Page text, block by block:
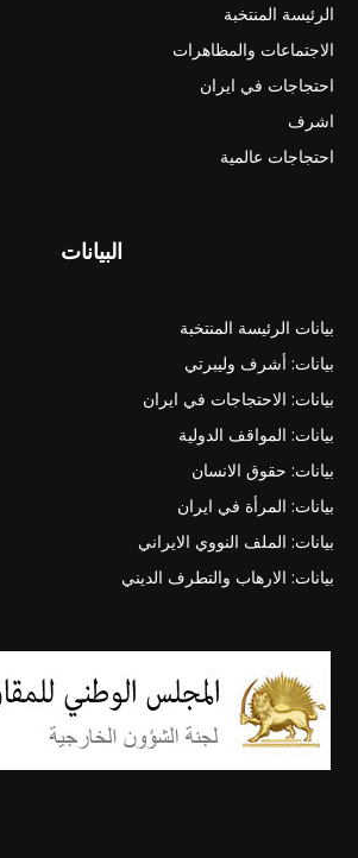
الرئيسة المنتخبة
الاجتماعات والمظاهرات
احتجاجات في ايران
اشرف
احتجاجات عالمية
البيانات
بيانات الرئيسة المنتخبة
بيانات: أشرف وليبرتي
بيانات: الاحتجاجات في ايران
بيانات: المواقف الدولية
بيانات: حقوق الانسان
بيانات: المرأة في ايران
بيانات: الملف النووي الايراني
بيانات: الارهاب والتطرف الديني